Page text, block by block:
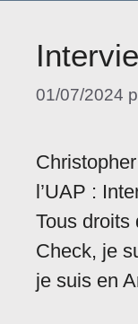
01/07/2024
l’UAP :
Tous droits
Check, je
je suis en